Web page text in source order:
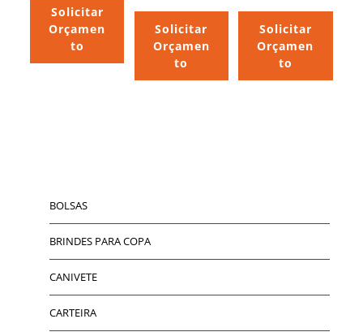
Solicitar
Orçamen
to
Solicitar
Orçamen
to
Solicitar
Orçamen
to
BOLSAS
BRINDES PARA COPA
CANIVETE
CARTEIRA